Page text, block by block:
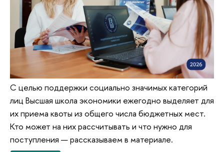
С целью поддержки социально значимых категорий
лиц Высшая школа экономики ежегодно выделяет для
их приема квоты из общего числа бюджетных мест.
Кто может на них рассчитывать и что нужно для
поступления — рассказываем в материале.